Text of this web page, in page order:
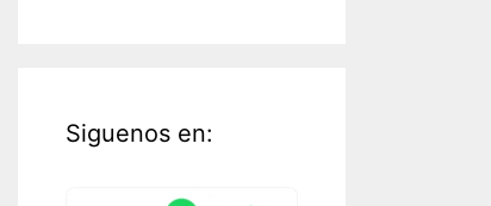
Siguenos en: